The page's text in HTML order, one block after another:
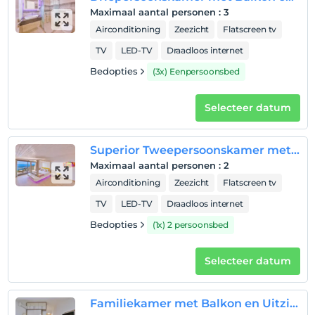
Hamarat Hotel verwelkomt zijn gasten op het
schiereiland Çukurbağ van Kaş, een van de meest
diverse vakantieoorden in Antalya. Het wordt gerund
door een familie.
Toon op kaart
Hotelvoorwaarden
Check in
roken
rookvrije kamers
Maximaal aantal personen : 3
Airconditioning Zeezicht
Flatscreen tv
TV
LED-TV Draadloos internet
Bedopties (3x) Eenpersoonsbed
Selecteer datum
Superior Tweepersoonskamer met Balkon en Uitzicht op Zee
Maximaal aantal personen : 2
Airconditioning Zeezicht
Flatscreen tv
TV
LED-TV Draadloos internet
Bedopties (1x) 2 persoonsbed
Selecteer datum
Familiekamer met Balkon en Uitzicht op Zee